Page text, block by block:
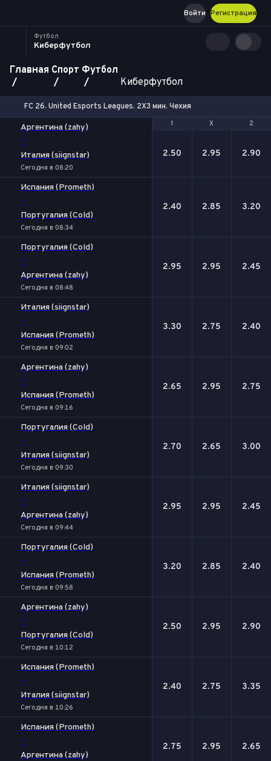
Регистрация
Войти
Футбол
Киберфутбол
Главная Спорт Футбол
Киберфутбол
FC 26. United Esports Leagues. 2X3 мин. Чехия
1 Х 2
Аргентина (zahy)
-
Италия (siignstar)
Сегодня в 08:20
1 Х 2
2.50 2.95 2.90
Испания (Prometh)
-
Португалия (Cold)
Сегодня в 08:34
2.40 2.85 3.20
Португалия (Cold)
-
Аргентина (zahy)
Сегодня в 08:48
2.95 2.95 2.45
Италия (siignstar)
-
Испания (Prometh)
Сегодня в 09:02
3.30 2.75 2.40
Аргентина (zahy)
-
Испания (Prometh)
Сегодня в 09:16
2.65 2.95 2.75
Португалия (Cold)
-
Италия (siignstar)
Сегодня в 09:30
2.70 2.65 3.00
Италия (siignstar)
-
Аргентина (zahy)
Сегодня в 09:44
2.95 2.95 2.45
Португалия (Cold)
-
Испания (Prometh)
Сегодня в 09:58
3.20 2.85 2.40
Аргентина (zahy)
-
Португалия (Cold)
Сегодня в 10:12
2.50 2.95 2.90
Испания (Prometh)
-
Италия (siignstar)
Сегодня в 10:26
2.40 2.75 3.35
Испания (Prometh)
-
Аргентина (zahy)
2.75 2.95 2.65